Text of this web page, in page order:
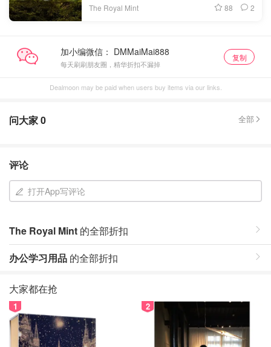
The Royal Mint 88 2
加小编微信：
每天刷刷朋友圈，精华折扣不漏掉
复制
Dealmoon may be paid when users buy items via our links.
问大家0 全部
评论
打开App写评论
The Royal Mint 的全部折扣
办公学习用品 的全部折扣
大家都在抢
1 2